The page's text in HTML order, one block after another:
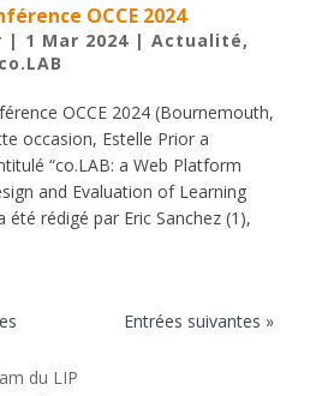
OCCE 2024
| 1 Mar 2024| Actualité,
co.LAB
OCCE 2024 (Bournemouth,
occasion, Estelle Prior a
“co.LAB: a Web Platform
and Evaluation of Learning
été rédigé par Eric Sanchez (1),
Entrées suivantes »
du LIP